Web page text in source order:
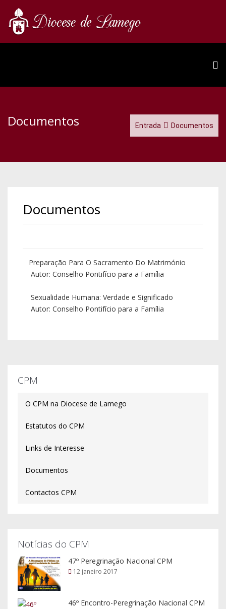
Documentos Entrada Documentos
Documentos
Preparação Para O Sacramento Do Matrimónio
Autor: Conselho Pontifício para a Família
Sexualidade Humana: Verdade e Significado
Autor: Conselho Pontifício para a Família
CPM
O CPM na Diocese de Lamego
Estatutos do CPM
Links de Interesse
Documentos
Contactos CPM
Notícias do CPM
47º Peregrinação Nacional CPM
12 janeiro 2017
46º Encontro-Peregrinação Nacional CPM